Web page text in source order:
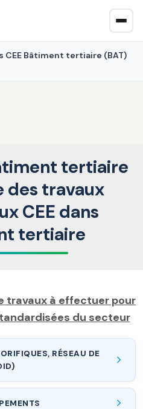
CEE Bâtiment tertiaire (BAT)
tertiaire
des travaux
CEE dans
tertiaire
travaux à effectuer pour
du secteur
RÉSEAU DE